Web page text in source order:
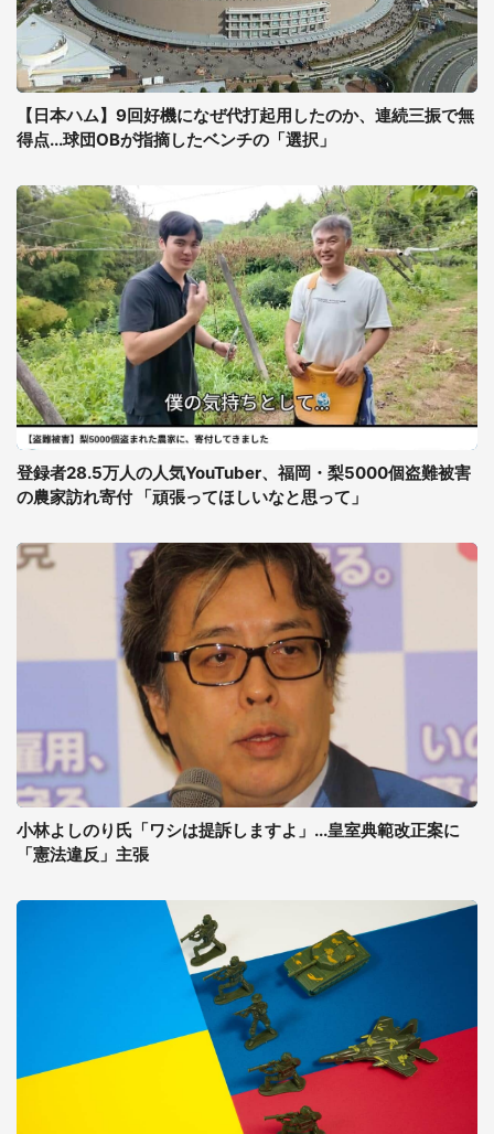
【日本ハム】9回好機になぜ代打起用したのか、連続三振で無
得点...球団OBが指摘したベンチの「選択」
登録者28.5万人の人気YouTuber、福岡・梨5000個盗難被害
の農家訪れ寄付 「頑張ってほしいなと思って」
小林よしのり氏「ワシは提訴しますよ」...皇室典範改正案に
「憲法違反」主張